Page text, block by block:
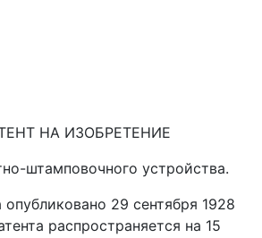
HA ИЗОБРЕТЕНИЕ
штамповочного устройства.
29 сентября 1928
распространяется на 15